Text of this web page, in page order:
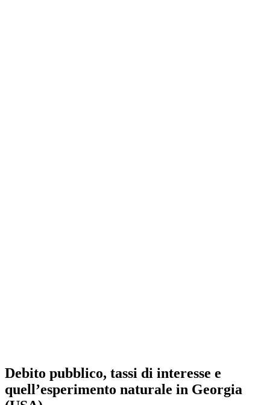
Debito pubblico, tassi di interesse e
quell’esperimento naturale in Georgia